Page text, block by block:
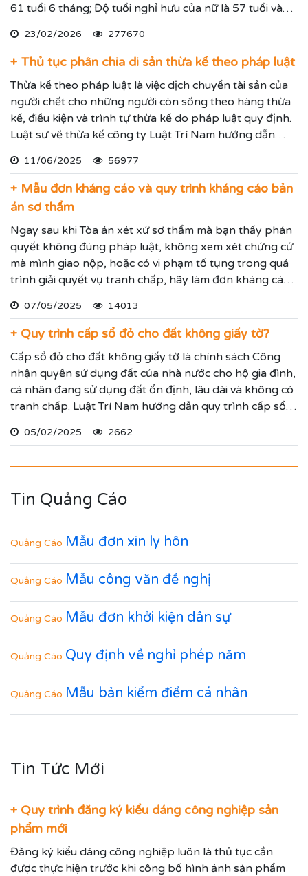
61 tuổi 6 tháng; Độ tuổi nghỉ hưu của nữ là 57 tuổi và
23/02/2026 277670
+ Thủ tục phân chia di sản thừa kế theo pháp luật
Thừa kế theo pháp luật là việc dịch chuyển tài sản của
người chết cho những người còn sống theo hàng thừa
kế, điều kiện và trình tự thừa kế do pháp luật quy định.
Luật sư về thừa kế công ty Luật Trí Nam hướng dẫn
mới nhất.
11/06/2025 56977
+ Mẫu đơn kháng cáo và quy trình kháng cáo bản
án sơ thẩm
Ngay sau khi Tòa án xét xử sơ thẩm mà bạn thấy phán
quyết không đúng pháp luật, không xem xét chứng cứ
mà mình giao nộp, hoặc có vi phạm tố tụng trong quá
trình giải quyết vụ tranh chấp, hãy làm đơn kháng cáo
vụ tranh chấp cho Quý vị.
07/05/2025 14013
+ Quy trình cấp sổ đỏ cho đất không giấy tờ?
Cấp sổ đỏ cho đất không giấy tờ là chính sách Công
nhận quyền sử dụng đất của nhà nước cho hộ gia đình,
cá nhân đang sử dụng đất ổn định, lâu dài và không có
tranh chấp. Luật Trí Nam hướng dẫn quy trình cấp sổ
05/02/2025 2662
Tin Quảng Cáo
Quảng Cáo Mẫu đơn xin ly hôn
Quảng Cáo Mẫu công văn đề nghị
Quảng Cáo Mẫu đơn khởi kiện dân sự
Quảng Cáo Quy định về nghỉ phép năm
Quảng Cáo Mẫu bản kiểm điểm cá nhân
Tin Tức Mới
+ Quy trình đăng ký kiểu dáng công nghiệp sản
phẩm mới
Đăng ký kiểu dáng công nghiệp luôn là thủ tục cần
được thực hiện trước khi công bố hình ảnh sản phẩm